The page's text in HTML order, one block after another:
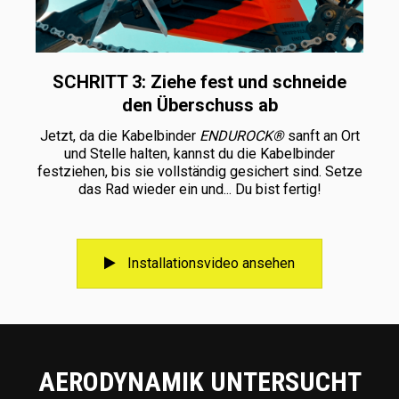
SCHRITT 3: Ziehe fest und schneide
den Überschuss ab
Jetzt, da die Kabelbinder ENDUROCK®sanft an Ort
und Stelle halten, kannst du die Kabelbinder
festziehen, bis sie vollständig gesichert sind. Setze
das Rad wieder ein und... Du bist fertig!
Installationsvideo ansehen
AERODYNAMIK UNTERSUCHT